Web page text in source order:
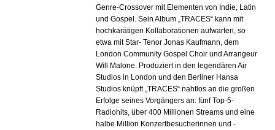
Genre-Crossover mit Elementen von Indie, Latin
und Gospel. Sein Album „TRACES“ kann mit
hochkarätigen Kollaborationen aufwarten, so
etwa mit Star- Tenor Jonas Kaufmann, dem
London Community Gospel Choir und Arrangeur
Will Malone. Produziert in den legendären Air
Studios in London und den Berliner Hansa
Studios knüpft „TRACES“ nahtlos an die großen
Erfolge seines Vorgängers an: fünf Top-5-
Radiohits, über 400 Millionen Streams und eine
halbe Million Konzertbesucherinnen und -